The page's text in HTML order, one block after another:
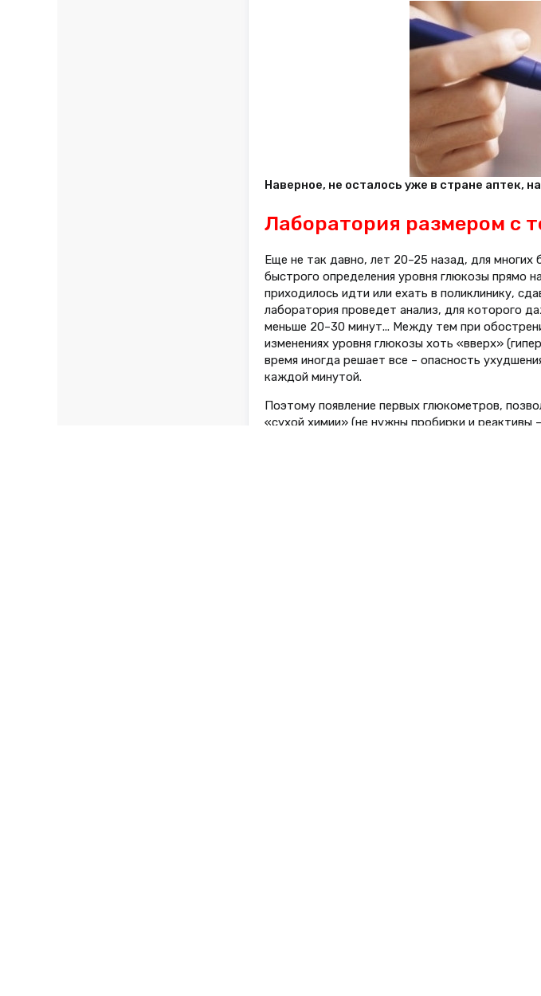
Наверное, не осталось уже в стране аптек,
Лаборатория размером с
Еще не так давно, лет 20–25 назад, для
быстрого определения уровня глюкозы прямо
приходилось идти или ехать в поликлинику,
лаборатория проведет анализ, для которого
меньше 20–30 минут... Между тем при
изменениях уровня глюкозы хоть «вверх»
время иногда решает все – опасность
каждой минутой.
Поэтому появление первых глюкометров,
«сухой химии» (не нужны пробирки и реактивы